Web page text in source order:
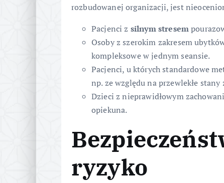
rozbudowanej organizacji, jest
Pacjenci z silnym stresem
Osoby z szerokim zakresem
kompleksowe w jednym seansie.
Pacjenci, u których standardowe
np. ze względu na przewlekłe
Dzieci z nieprawidłowym
opiekuna.
ryzyko